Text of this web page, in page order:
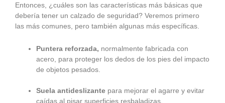
Entonces, ¿cuáles son las características más básicas que
debería tener un calzado de seguridad? Veremos primero
las más comunes, pero también algunas más específicas.
Puntera reforzada, normalmente fabricada con
acero, para proteger los dedos de los pies del impacto
de objetos pesados.
Suela antideslizante para mejorar el agarre y evitar
caídas al pisar superficies resbaladizas.